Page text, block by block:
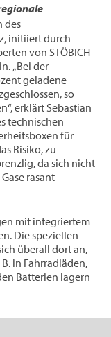
des
initiiert durch
von STÖBICH
„Bei der
geladene
so
erklärt Sebastian
technischen
für
Risiko, zu
da sich nicht
rasant
mit integriertem
Die speziellen
überall dort an,
in Fahrradläden,
Batterien lagern